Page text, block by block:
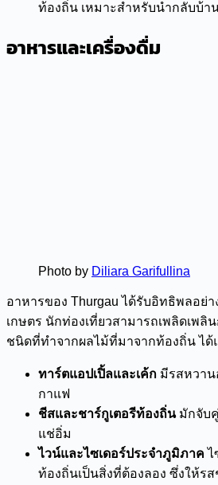
ท้องถิ่น เหมาะสำหรับนำกลับบ้า
อาหารและเครื่องดื่ม
Photo by Diliara Garifullina
อาหารของ Thurgau ได้รับอิทธิพลอย่
เกษตร นักท่องเที่ยวสามารถเพลิดเพลิ
ชนิดที่ทำจากผลไม้ที่มาจากท้องถิ่น ได้
ทาร์ตแอปเปิ้ลและเค้ก มีรสหวา
กาแฟ
ชีสและชาร์กูเตอรีท้องถิ่นมักจับ
แช่อิ่ม
ไวน์และไซเดอร์ประจำภูมิภาค ไ
ท้องถิ่นเป็นสิ่งที่ต้องลอง ซึ่งให้ร